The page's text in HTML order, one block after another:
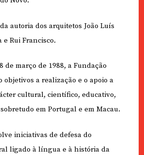
autoria dos arquitetos João Luís
e Rui Francisco.
de março de 1988, a Fundação
objetivos a realização e o apoio a
cultural, científico, educativo,
em Portugal e em Macau.
iniciativas de defesa do
ligado à língua e à história da